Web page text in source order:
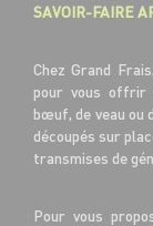
SAVOIR-FAIRE
Chez Grand
pour vous offrir
bœuf, de veau ou
découpés sur
transmises de
Pour vous